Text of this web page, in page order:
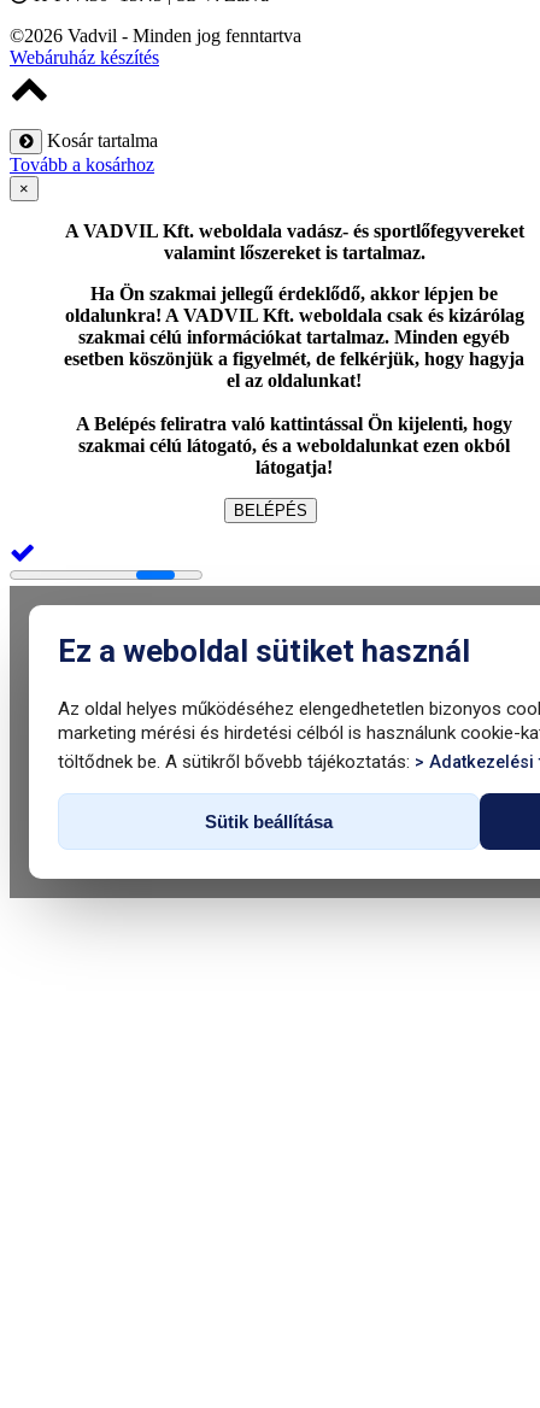
©2026 Vadvil - Minden jog fenntartva
Webáruház készítés
Kosár tartalma
Tovább a kosárhoz
×
A VADVIL Kft. weboldala vadász- és sportlőfegyvereket
valamint lőszereket is tartalmaz.
Ha Ön szakmai jellegű érdeklődő, akkor lépjen be
oldalunkra! A VADVIL Kft. weboldala csak és kizárólag
szakmai célú információkat tartalmaz. Minden egyéb
esetben köszönjük a figyelmét, de felkérjük, hogy hagyja
el az oldalunkat!
A Belépés feliratra való kattintással Ön kijelenti, hogy
szakmai célú látogató, és a weboldalunkat ezen okból
látogatja!
BELÉPÉS
Ez a weboldal sütiket használ
Az oldal helyes működéséhez elengedhetetlen bizonyos
marketing mérési és hirdetési célból is használunk cookie-
töltődnek be. A sütikről bővebb tájékoztatás: >
Sütik beállítása